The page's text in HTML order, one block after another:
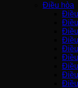
Điều hòa